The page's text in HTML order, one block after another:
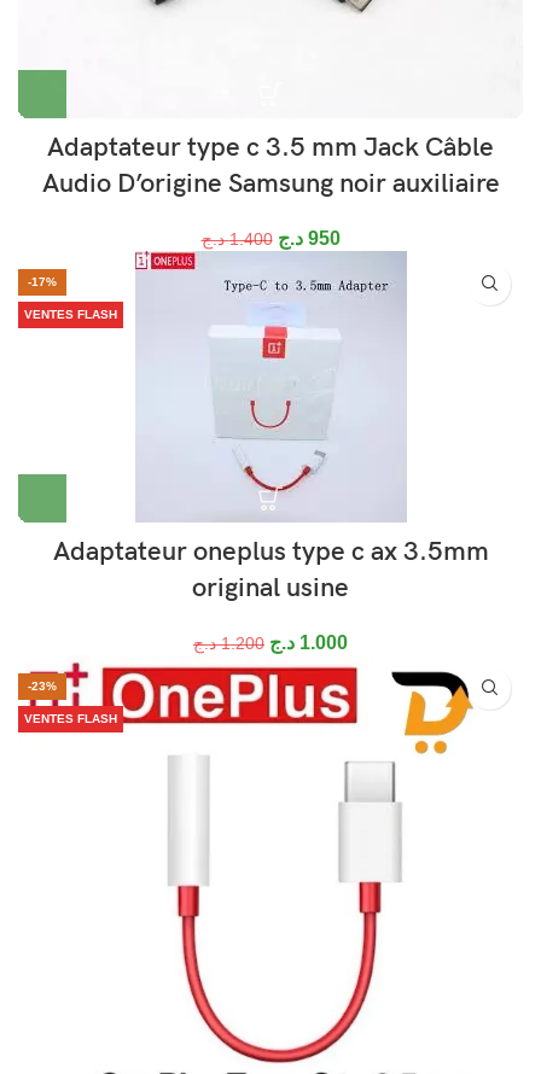
Adaptateur type c 3.5 mm Jack Câble
Audio D’origine Samsung noir auxiliaire
1.400 د.ج 950 د.ج
-17%
VENTES FLASH
Adaptateur oneplus type c ax 3.5mm
original usine
1.200 د.ج 1.000 د.ج
-23%
VENTES FLASH